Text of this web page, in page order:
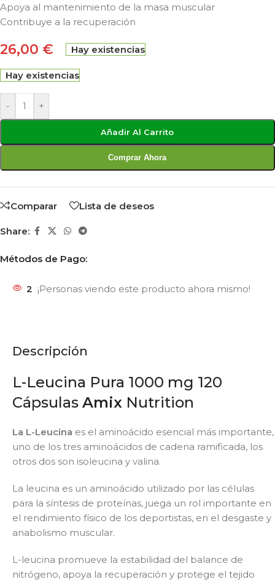
Apoya al mantenimiento de la masa muscular
Contribuye a la recuperación
26,00 € Hay existencias
Hay existencias
- +
Añadir Al Carrito
Comprar Ahora
Comparar Lista de deseos
Share:
Métodos de Pago:
2 ¡Personas viendo este producto ahora mismo!
Descripción
L-Leucina Pura 1000 mg 120
Cápsulas Amix Nutrition
La L-Leucina es el aminoácido esencial más importante,
uno de los tres aminoácidos de cadena ramificada, los
otros dos son isoleucina y valina.
La leucina es un aminoácido utilizado por las células
para la síntesis de proteínas, juega un rol importante en
el rendimiento físico de los deportistas, en el desgaste y
anabolismo muscular.
L-leucina promueve la estabilidad del balance de
nitrógeno, apoya la recuperación y protege el tejido